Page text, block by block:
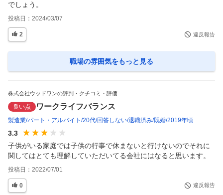
でしょう。
投稿日： 2024/03/07
2 違反報告
職場の雰囲気をもっと見る
株式会社ウッドワンの評判・クチコミ・評価
良い点 ワークライフバランス
製造業 パート・アルバイト 20代 回答しない 退職済み 既婚 2019年頃
3.3
子供がいる家庭では子供の行事で休まないと行けないのでそれに
関してはとても理解していただいてる会社にはなると思います。
投稿日： 2022/07/01
0 違反報告